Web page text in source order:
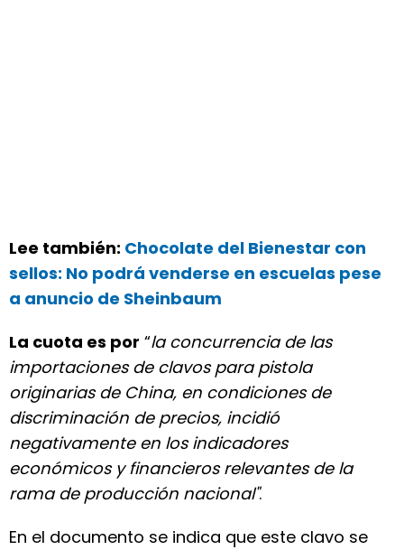
Lee también: Chocolate del Bienestar con
sellos: No podrá venderse en escuelas pese
a anuncio de Sheinbaum
La cuota es por “la concurrencia de las
importaciones de clavos para pistola
originarias de China, en condiciones de
discriminación de precios, incidió
negativamente en los indicadores
económicos y financieros relevantes de la
rama de producción nacional".
En el documento se indica que este clavo se